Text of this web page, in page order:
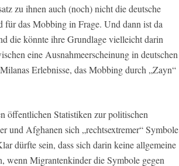
zu ihnen auch (noch) nicht die deutsche
für das Mobbing in Frage. Und dann ist da
die könnte ihre Grundlage vielleicht darin
eine Ausnahmeerscheinung in deutschen
Erlebnisse, das Mobbing durch „Zayn“
öffentlichen Statistiken zur politischen
und Afghanen sich „rechtsextremer“ Symbole
dürfte sein, dass sich darin keine allgemeine
wenn Migrantenkinder die Symbole gegen